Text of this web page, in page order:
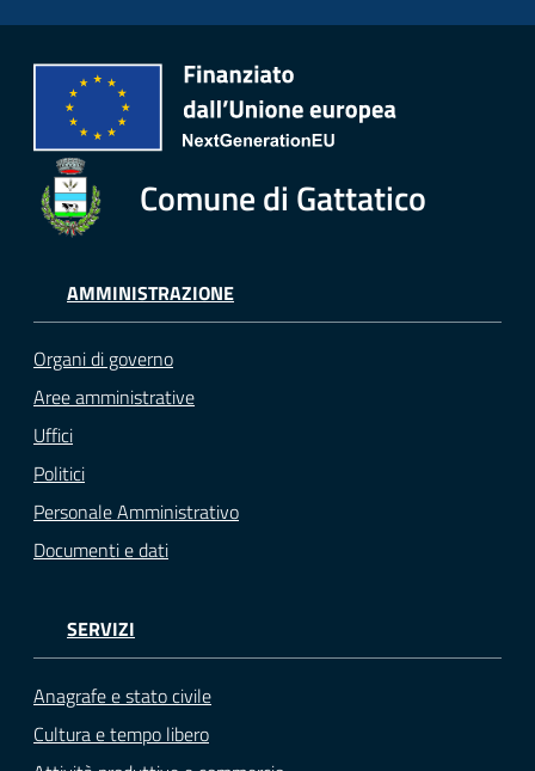
Comune di Gattatico
AMMINISTRAZIONE
Organi di governo
Aree amministrative
Uffici
Politici
Personale Amministrativo
Documenti e dati
SERVIZI
Anagrafe e stato civile
Cultura e tempo libero